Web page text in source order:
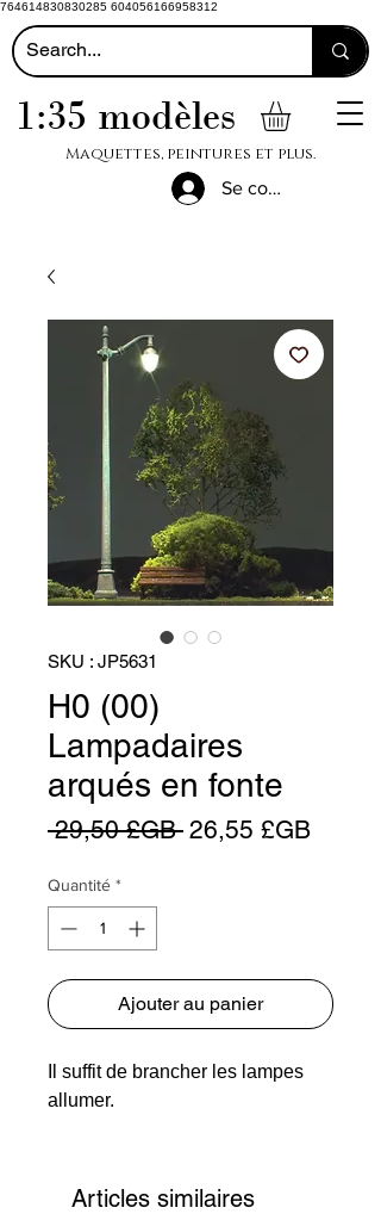
764614830830285 604056166958312
1:35 modèles
Maquettes, peintures et plus.
Se connecter
SKU : JP5631
H0 (00)
Lampadaires
arqués en fonte
29,50 £GB Prix
26,55 £GBPrix
Quantité *
Ajouter au panier
Il suffit de brancher les lampes
allumer.
Articles similaires